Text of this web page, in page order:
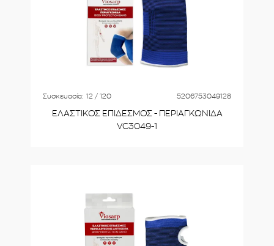
Συσκευασία: 12 / 120 5206753049128
ΕΛΑΣΤΙΚΟΣ ΕΠΙΔΕΣΜΟΣ - ΠΕΡΙΑΓΚΩΝΙΔΑ
VC3049-1